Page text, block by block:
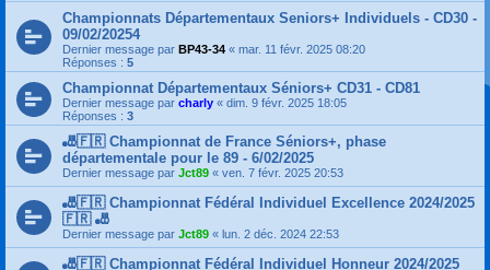
Championnats Départementaux Seniors+ Individuels - CD30 -
09/02/20254
Dernier message par BP43-34 « mar. 11 févr. 2025 08:20
Réponses : 5
Championnat Départementaux Séniors+ CD31 - CD81
Dernier message par charly « dim. 9 févr. 2025 18:05
Réponses : 3
🎳🇫🇷 Championnat de France Séniors+, phase
départementale pour le 89 - 6/02/2025
Dernier message par Jct89 « ven. 7 févr. 2025 20:53
🎳🇫🇷 Championnat Fédéral Individuel Excellence 2024/2025
🇫🇷 🎳
Dernier message par Jct89 « lun. 2 déc. 2024 22:53
🎳🇫🇷 Championnat Fédéral Individuel Honneur 2024/2025